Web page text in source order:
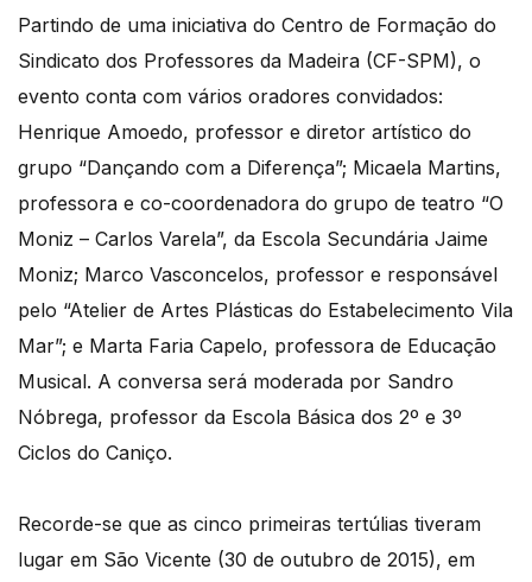
Partindo de uma iniciativa do Centro de Formação do
Sindicato dos Professores da Madeira (CF-SPM), o
evento conta com vários oradores convidados:
Henrique Amoedo, professor e diretor artístico do
grupo “Dançando com a Diferença”; Micaela Martins,
professora e co-coordenadora do grupo de teatro “O
Moniz – Carlos Varela”, da Escola Secundária Jaime
Moniz; Marco Vasconcelos, professor e responsável
pelo “Atelier de Artes Plásticas do Estabelecimento Vila
Mar”; e Marta Faria Capelo, professora de Educação
Musical. A conversa será moderada por Sandro
Nóbrega, professor da Escola Básica dos 2º e 3º
Ciclos do Caniço.
Recorde-se que as cinco primeiras tertúlias tiveram
lugar em São Vicente (30 de outubro de 2015), em